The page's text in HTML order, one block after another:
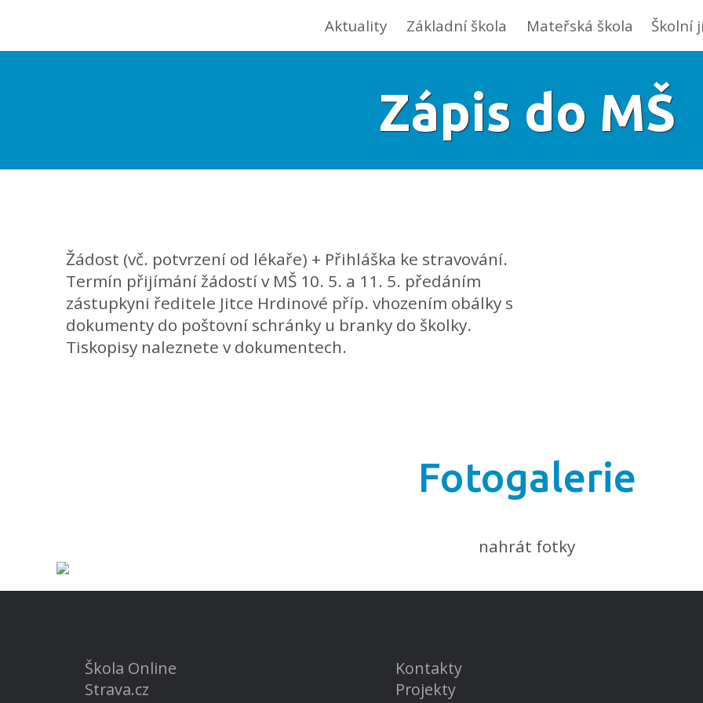
Aktuality Základní škola Mateřská škola Školní
Zápis do MŠ
Žádost (vč. potvrzení od lékaře) + Přihláška ke stravování.
Termín přijímání žádostí v MŠ 10. 5. a 11. 5. předáním
zástupkyni ředitele Jitce Hrdinové příp. vhozením obálky s
dokumenty do poštovní schránky u branky do školky.
Tiskopisy naleznete v dokumentech.
Fotogalerie
nahrát fotky
Škola Online
Strava.cz
Kontakty
Projekty